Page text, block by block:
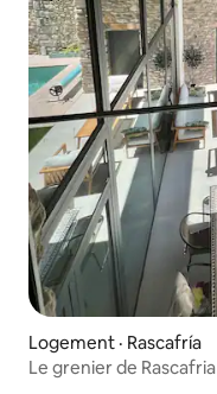
Logement · Rascafría
Le grenier de Rascafria